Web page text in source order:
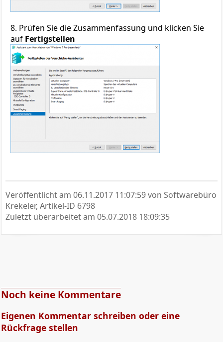
8. Prüfen Sie die Zusammenfassung und klicken Sie
auf Fertigstellen
Veröffentlicht am 06.11.2017 11:07:59von Softwarebüro
Krekeler, Artikel-ID 6798
Zuletzt überarbeitet am 05.07.2018 18:09:35
Noch keine Kommentare
Eigenen Kommentar schreiben oder eine
Rückfrage stellen